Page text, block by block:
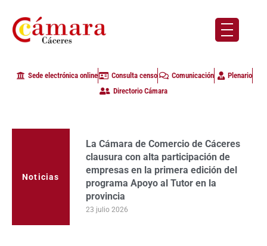
Sede electrónica online Consulta censo Comunicación
Plenario
Directorio Cámara
Noticias
La Cámara de Comercio de Cáceres
clausura con alta participación de
empresas en la primera edición del
programa Apoyo al Tutor en la
provincia
23 julio 2026